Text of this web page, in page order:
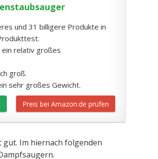
und 31 billigere Produkte in
relativ großes
groß.
sehr großes Gewicht.
Preis bei Amazon.de prüfen
gut. Im hiernach folgenden